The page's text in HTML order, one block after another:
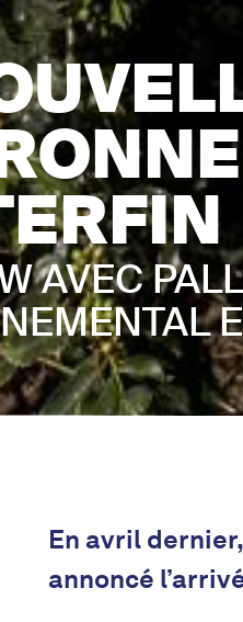
AVEC
En avril
annoncé